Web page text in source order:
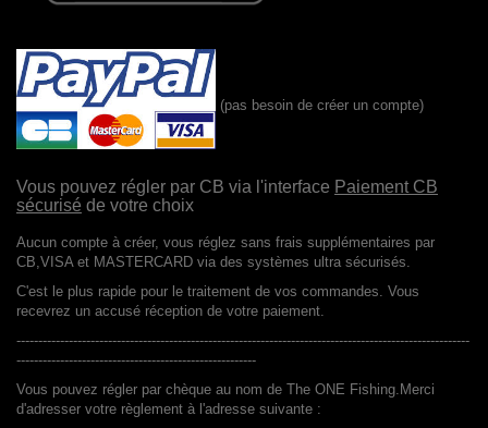
(pas besoin de créer un compte)
Vous pouvez régler par CB via l'interface Paiement CB
sécurisé de votre choix
Aucun compte à créer, vous réglez sans frais supplémentaires par
CB,VISA et MASTERCARD via des systèmes ultra sécurisés.
C'est le plus rapide pour le traitement de vos commandes. Vous
recevrez un accusé réception de votre paiement.
--------------------------------------------------------------------------------------------------------
-------------------------------------------------------
Vous pouvez régler par chèque au nom de The ONE Fishing.Merci
d'adresser votre règlement à l'adresse suivante :